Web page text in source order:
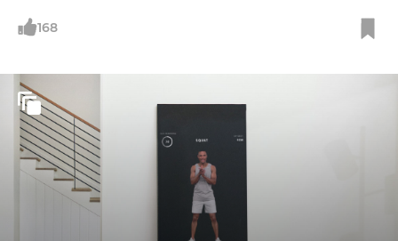
을 거라 생각하니 허망하다는 느낌도 들었다고 합니다. #2. 업무 때문에 미
168